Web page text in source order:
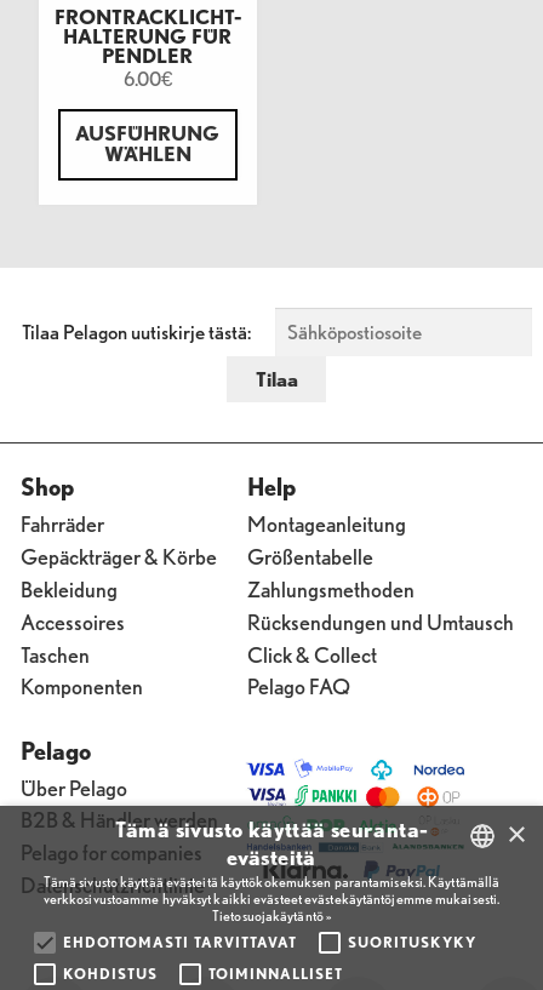
FRONTRACKLICHT-
HALTERUNG FÜR
PENDLER
6.00€
AUSFÜHRUNG
WÄHLEN
Tilaa Pelagon uutiskirje tästä:
Shop
Fahrräder
Gepäckträger & Körbe
Bekleidung
Accessoires
Taschen
Komponenten
Help
Montageanleitung
Größentabelle
Zahlungsmethoden
Rücksendungen und Umtausch
Click & Collect
Pelago FAQ
Pelago
Über Pelago
B2B & Händler werden
Pelago for companies
Datenschutzrichtlinie
FINNISH
ENGLISH
×
Tämä sivusto käyttää seuranta-
evästeitä
Tämä sivusto käyttää evästeitä käyttökokemuksen parantamiseksi. Käyttämällä
verkkosivustoamme hyväksyt kaikki evästeet evästekäytäntöjemme mukaisesti.
Tietosuojakäytäntö »
EHDOTTOMASTI TARVITTAVAT
SUORITUSKYKY
KOHDISTUS
TOIMINNALLISET